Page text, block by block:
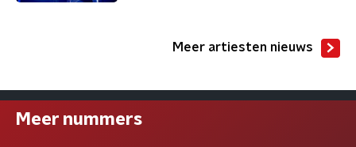
Meer artiesten nieuws
Meer nummers